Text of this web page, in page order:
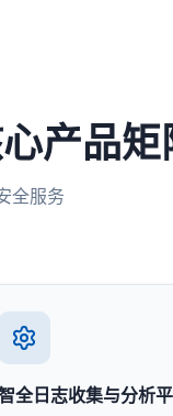
产品
全服务
全日志收集与分析